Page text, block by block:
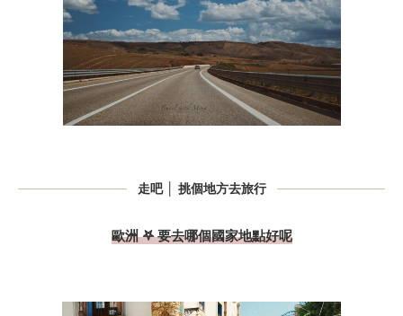
走吧 │ 挑個地方去旅行
歐洲 𖤐 要去哪個國家地點好呢